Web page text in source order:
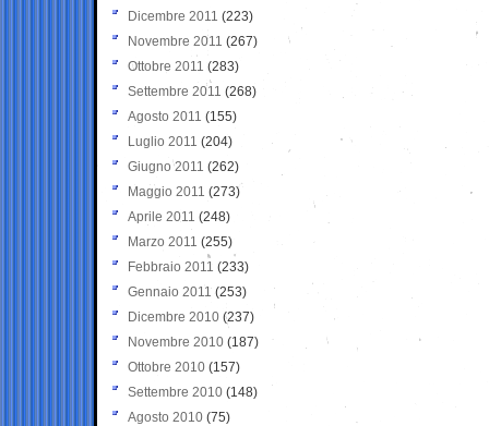
Dicembre 2011 (223)
Novembre 2011 (267)
Ottobre 2011 (283)
Settembre 2011 (268)
Agosto 2011 (155)
Luglio 2011 (204)
Giugno 2011 (262)
Maggio 2011 (273)
Aprile 2011 (248)
Marzo 2011 (255)
Febbraio 2011 (233)
Gennaio 2011 (253)
Dicembre 2010 (237)
Novembre 2010 (187)
Ottobre 2010 (157)
Settembre 2010 (148)
Agosto 2010 (75)